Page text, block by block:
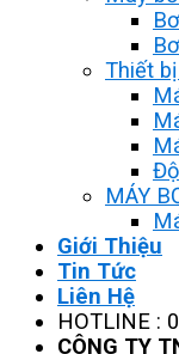
Thiết
MÁY
Giới Thiệu
Tin Tức
Liên Hệ
HOTLINE :
CÔNG TY